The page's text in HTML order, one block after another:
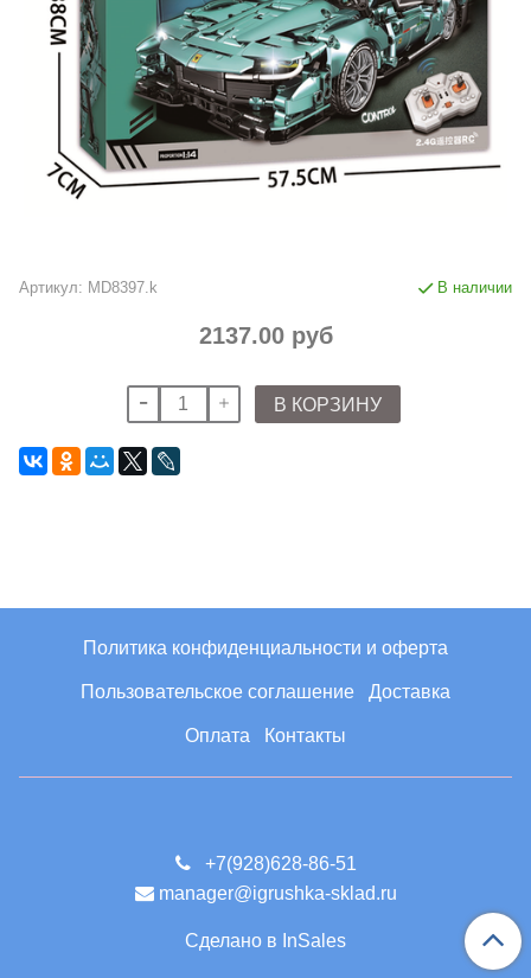
Артикул: MD8397.k В наличии
2137.00 руб
В КОРЗИНУ
Политика конфиденциальности и оферта
Пользовательское соглашение Доставка
Оплата Контакты
+7(928)628-86-51
manager@igrushka-sklad.ru
Сделано в InSales